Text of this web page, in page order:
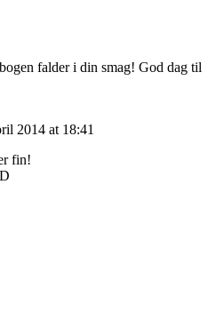
falder i din smag! God dag til
2014 at 18:41
fin!